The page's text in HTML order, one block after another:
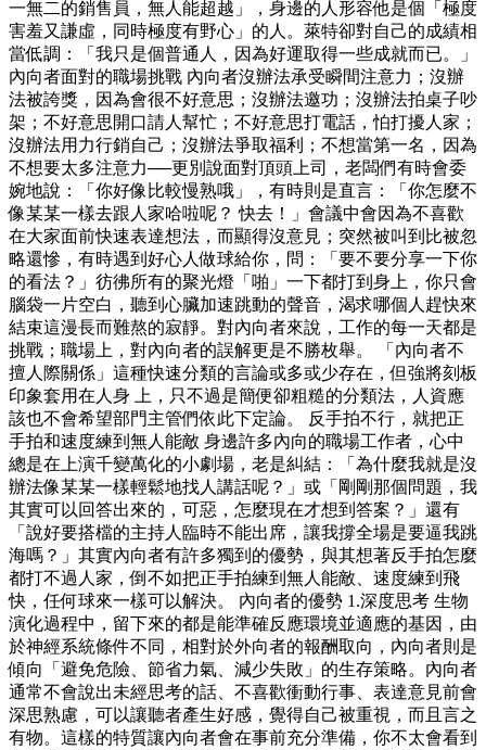
一無二的銷售員，無人能超越」，身邊的人形容他是個「極度
害羞又謙虛，同時極度有野心」的人。萊特卻對自己的成績相
當低調：「我只是個普通人，因為好運取得一些成就而已。」
內向者面對的職場挑戰 內向者沒辦法承受瞬間注意力；沒辦
法被誇獎，因為會很不好意思；沒辦法邀功；沒辦法拍桌子吵
架；不好意思開口請人幫忙；不好意思打電話，怕打擾人家；
沒辦法用力行銷自己；沒辦法爭取福利；不想當第一名，因為
不想要太多注意力──更別說面對頂頭上司，老闆們有時會委
婉地說：「你好像比較慢熟哦」，有時則是直言：「你怎麼不
像某某一樣去跟人家哈啦呢？ 快去！」會議中會因為不喜歡
在大家面前快速表達想法，而顯得沒意見；突然被叫到比被忽
略還慘，有時遇到好心人做球給你，問：「要不要分享一下你
的看法？」彷彿所有的聚光燈「啪」一下都打到身上，你只會
腦袋一片空白，聽到心臟加速跳動的聲音，渴求哪個人趕快來
結束這漫長而難熬的寂靜。對內向者來說，工作的每一天都是
挑戰；職場上，對內向者的誤解更是不勝枚舉。 「內向者不
擅人際關係」這種快速分類的言論或多或少存在，但強將刻板
印象套用在人身 上，只不過是簡便卻粗糙的分類法，人資應
該也不會希望部門主管們依此下定論。 反手拍不行，就把正
手拍和速度練到無人能敵 身邊許多內向的職場工作者，心中
總是在上演千變萬化的小劇場，老是糾結：「為什麼我就是沒
辦法像某某一樣輕鬆地找人講話呢？」或「剛剛那個問題，我
其實可以回答出來的，可惡，怎麼現在才想到答案？」還有
「說好要搭檔的主持人臨時不能出席，讓我撐全場是要逼我跳
海嗎？」其實內向者有許多獨到的優勢，與其想著反手拍怎麼
都打不過人家，倒不如把正手拍練到無人能敵、速度練到飛
快，任何球來一樣可以解決。 內向者的優勢 1.深度思考 生物
演化過程中，留下來的都是能準確反應環境並適應的基因，由
於神經系統條件不同，相對於外向者的報酬取向，內向者則是
傾向「避免危險、節省力氣、減少失敗」的生存策略。內向者
通常不會說出未經思考的話、不喜歡衝動行事、表達意見前會
深思熟慮，可以讓聽者產生好感，覺得自己被重視，而且言之
有物。這樣的特質讓內向者會在事前充分準備，你不太會看到